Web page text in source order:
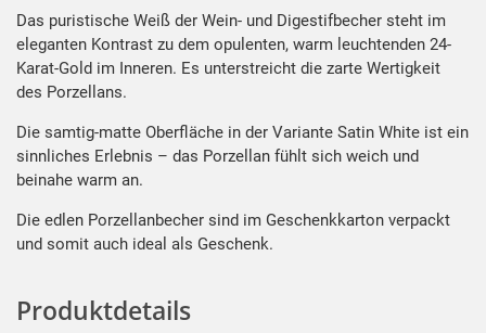
Produktbeschreibung
Das puristische Weiß der Wein- und Digestifbecher steht im
eleganten Kontrast zu dem opulenten, warm leuchtenden 24-
Karat-Gold im Inneren. Es unterstreicht die zarte Wertigkeit
des Porzellans.
Die samtig-matte Oberfläche in der Variante Satin White ist ein
sinnliches Erlebnis – das Porzellan fühlt sich weich und
beinahe warm an.
Die edlen Porzellanbecher sind im Geschenkkarton verpackt
und somit auch ideal als Geschenk.
Produktdetails